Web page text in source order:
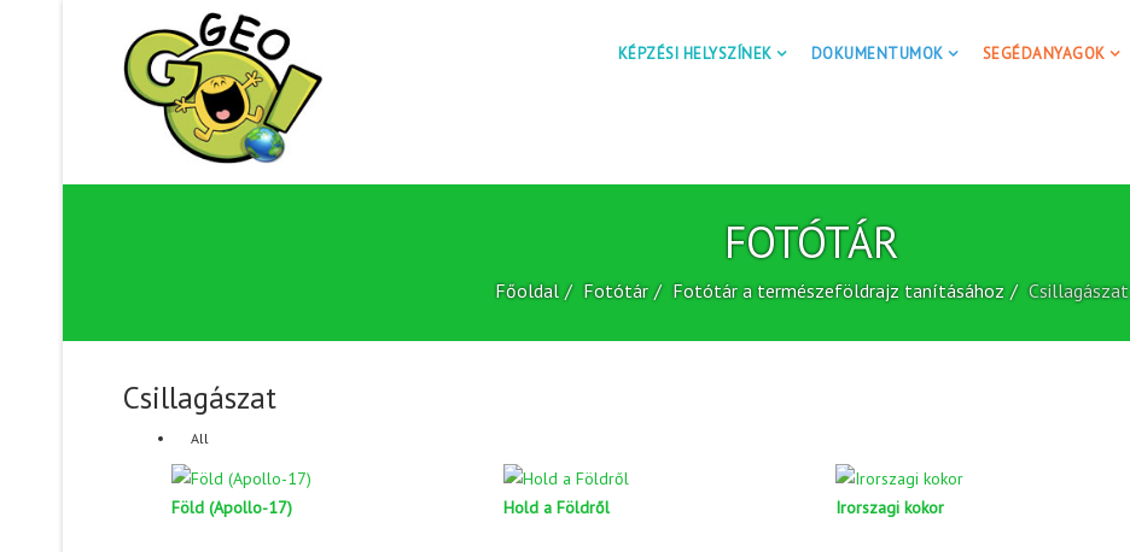
KÉPZÉSI HELYSZÍNEK DOKUMENTUMOK SEGÉDANYAGOK
FOTÓTÁR
Főoldal Fotótár Fotótár a természeföldrajz tanításához Csillagászat
Csillagászat
All
Föld (Apollo-17) Hold a Földről Irorszagi kokor